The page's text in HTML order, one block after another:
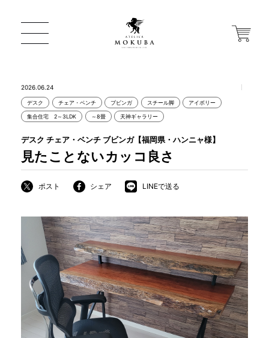
ONLINE STORE
店舗から探す
MOKUBA について
商品情報
直営店
2026.06.24
デスク チェア・ベンチ ブビンガ スチール脚 アイボリー
集合住宅 2～3LDK ～8畳 天神ギャラリー
見たことないカッコ良さ
デスク チェア・ベンチ ブビンガ【福岡県・ハンニャ様】
ポスト シェア LINEで送る